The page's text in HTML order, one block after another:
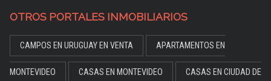
OTROS PORTALES INMOBILIARIOS
CAMPOS EN URUGUAY EN VENTA APARTAMENTOS EN
MONTEVIDEO CASAS EN MONTEVIDEO CASAS EN CIUDAD DE